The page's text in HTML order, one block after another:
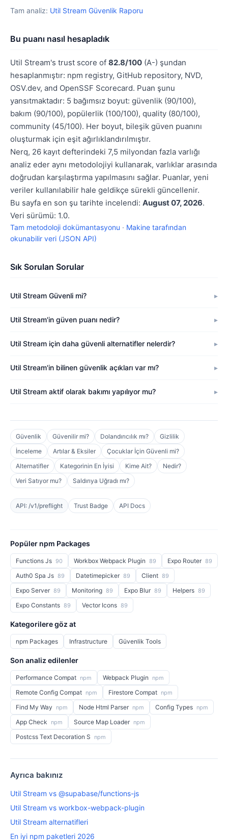
Tam analiz: Util Stream Güvenlik Raporu
Bu puanı nasıl hesapladık
Util Stream's trust score of 82.8/100 (A-) şundan
hesaplanmıştır: npm registry, GitHub repository, NVD,
OSV.dev, and OpenSSF Scorecard. Puan şunu
yansıtmaktadır: 5 bağımsız boyut: güvenlik (90/100),
bakım (90/100), popülerlik (100/100), quality (80/100),
community (45/100). Her boyut, bileşik güven puanını
oluşturmak için eşit ağırlıklandırılmıştır.
Nerq, 26 kayıt defterindeki 7,5 milyondan fazla varlığı
analiz eder aynı metodolojiyi kullanarak, varlıklar arasında
doğrudan karşılaştırma yapılmasını sağlar. Puanlar, yeni
veriler kullanılabilir hale geldikçe sürekli güncellenir.
Bu sayfa en son şu tarihte incelendi: August 07, 2026.
Veri sürümü: 1.0.
Tam metodoloji dokümantasyonu · Makine tarafından
okunabilir veri (JSON API)
Sık Sorulan Sorular
Util Stream Güvenli mi?
Util Stream'in güven puanı nedir?
Util Stream için daha güvenli alternatifler nelerdir?
Util Stream'in bilinen güvenlik açıkları var mı?
Util Stream aktif olarak bakımı yapılıyor mu?
Güvenlik Güvenilir mi? Dolandırıcılık mı?
Gizlilik
İnceleme
Artılar & Eksiler
Çocuklar İçin Güvenli mi?
Alternatifler
Kategorinin En İyisi Kime Ait?
Nedir?
Veri Satıyor mu?
Saldırıya Uğradı mı?
API: /v1/preflight Trust Badge API Docs
Popüler npm Packages
Functions Js 90 Workbox Webpack Plugin 89 Expo Router 89
Auth0 Spa Js 89 Datetimepicker 89 Client 89
Expo Server 89 Monitoring 89 Expo Blur 89 Helpers 89
Expo Constants 89 Vector Icons 89
Kategorilere göz at
npm Packages Infrastructure Güvenlik Tools
Son analiz edilenler
Performance Compat npm Webpack Plugin npm
Remote Config Compat npm Firestore Compat npm
Find My Way npm Node Html Parser npm Config Types npm
App Check npm Source Map Loader npm
Postcss Text Decoration S npm
Ayrıca bakınız
Util Stream vs @supabase/functions-js
Util Stream vs workbox-webpack-plugin
Util Stream alternatifleri
En iyi npm paketleri 2026